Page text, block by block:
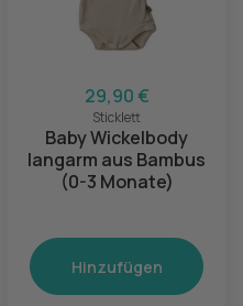
29,90 €
Sticklett
Baby Wickelbody
langarm aus Bambus
(0-3 Monate)
Hinzufügen